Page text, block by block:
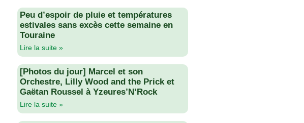
Peu d’espoir de pluie et températures
estivales sans excès cette semaine en
Touraine
Lire la suite »
[Photos du jour] Marcel et son
Orchestre, Lilly Wood and the Prick et
Gaëtan Roussel à Yzeures’N’Rock
Lire la suite »